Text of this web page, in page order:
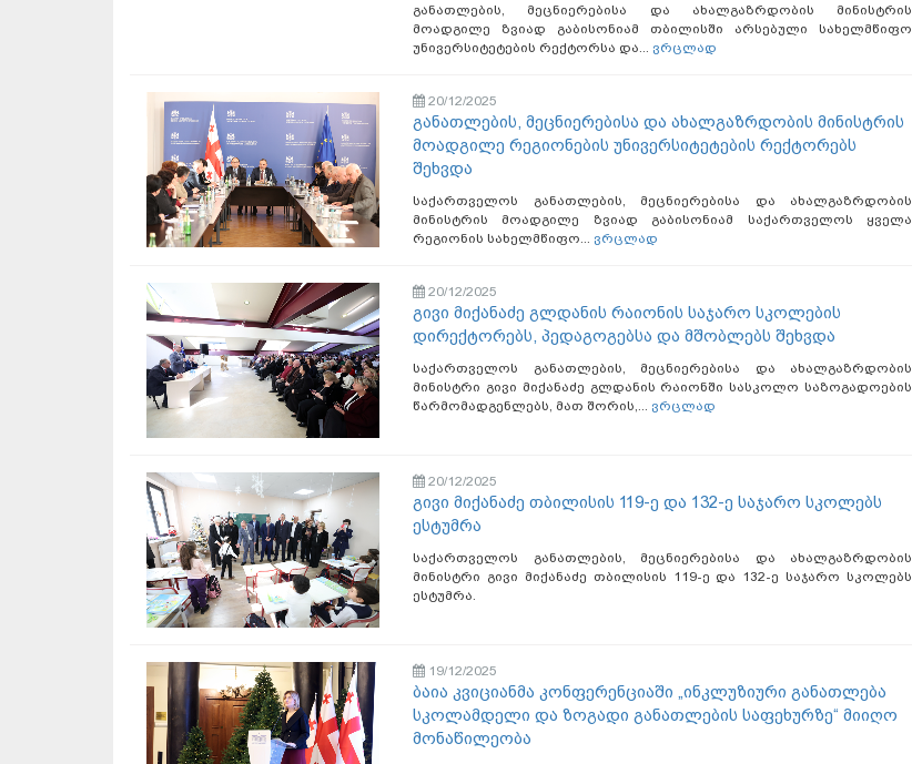
განათლების, მეცნიერებისა და ახალგაზრდობის მინისტრის
მოადგილე ზვიად გაბისონიამ თბილისში არსებული სახელმწიფო
უნივერსიტეტების რექტორსა და... ვრცლად
20/12/2025
განათლების, მეცნიერებისა და ახალგაზრდობის მინისტრის
მოადგილე რეგიონების უნივერსიტეტების რექტორებს
შეხვდა
საქართველოს განათლების, მეცნიერებისა და ახალგაზრდობის
მინისტრის მოადგილე ზვიად გაბისონიამ საქართველოს ყველა
რეგიონის სახელმწიფო... ვრცლად
20/12/2025
გივი მიქანაძე გლდანის რაიონის საჯარო სკოლების
დირექტორებს, პედაგოგებსა და მშობლებს შეხვდა
საქართველოს განათლების, მეცნიერებისა და ახალგაზრდობის
მინისტრი გივი მიქანაძე გლდანის რაიონში სასკოლო საზოგადოების
წარმომადგენლებს, მათ შორის,... ვრცლად
20/12/2025
გივი მიქანაძე თბილისის 119-ე და 132-ე საჯარო სკოლებს
ესტუმრა
საქართველოს განათლების, მეცნიერებისა და ახალგაზრდობის
მინისტრი გივი მიქანაძე თბილისის 119-ე და 132-ე საჯარო სკოლებს
ესტუმრა.
19/12/2025
ბაია კვიციანმა კონფერენციაში „ინკლუზიური განათლება
სკოლამდელი და ზოგადი განათლების საფეხურზე“ მიიღო
მონაწილეობა